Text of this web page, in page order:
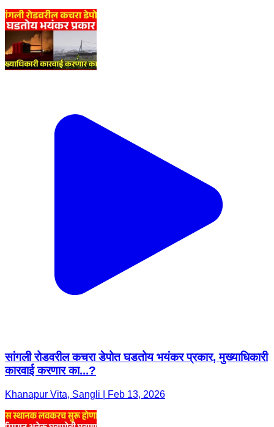
सांगली रोडवरील कचरा डेपोत घडतोय भयंकर प्रकार, मुख्याधिकारी
कारवाई करणार का...?
Khanapur Vita, Sangli | Feb 13, 2026